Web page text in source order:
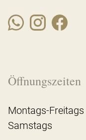
Öffnungszeiten
Montags-Freitags
Samstags